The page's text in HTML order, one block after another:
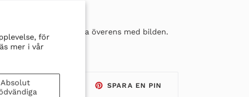
för
mer i vår
Absolut
behöver inte stämma överens med bilden.
här
TWITTRA
TWITTRA
SPARA EN PIN